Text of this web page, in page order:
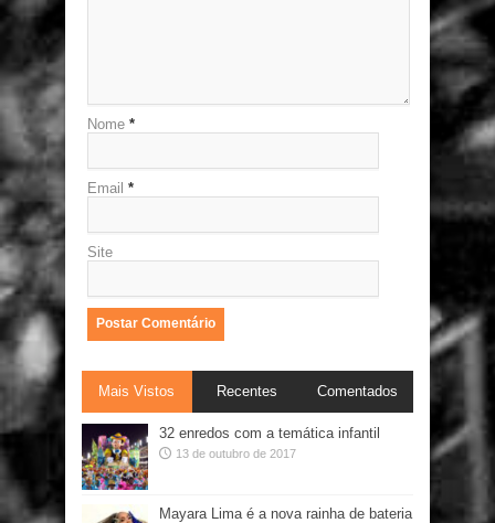
Nome *
Email *
Site
Mais Vistos Recentes Comentados
32 enredos com a temática infantil
13 de outubro de 2017
Mayara Lima é a nova rainha de bateria